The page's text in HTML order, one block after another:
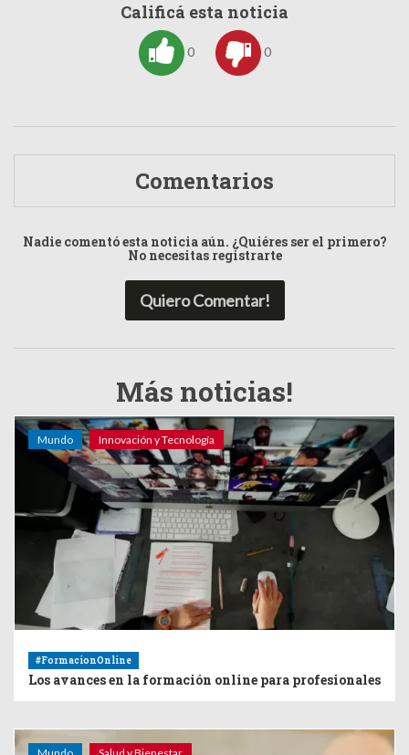
Calificá esta noticia
0 0
Comentarios
Nadie comentó esta noticia aún. ¿Quiéres ser el primero?
No necesitas registrarte
Quiero Comentar!
Más noticias!
Mundo Innovación y Tecnología
#FormacionOnline
Los avances en la formación online para profesionales